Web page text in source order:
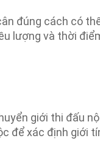
đúng cách có
lượng và thời
giới thi đấu
để xác định giới